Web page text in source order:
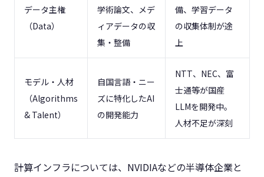
データ主権
（Data）
学術論文、メデ
ィアデータの収
集・整備
備、学習データ
の収集体制が途
上
モデル・人材
（Algorithms
& Talent）
自国言語・ニー
ズに特化したAI
の開発能力
NTT、NEC、富
士通等が国産
LLMを開発中。
人材不足が深刻
計算インフラについては、NVIDIAなどの半導体企業と